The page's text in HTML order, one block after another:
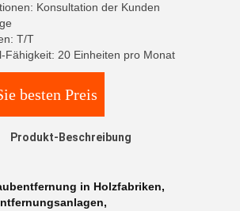
Konsultation der Kunden
T/T
Fähigkeit: 20 Einheiten pro Monat
besten Preis
Produkt-Beschreibung
in Holzfabriken,
,